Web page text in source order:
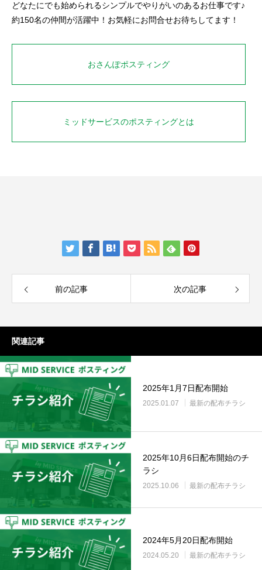
どなたにでも始められるシンプルでやりがいのあるお仕事です♪
約150名の仲間が活躍中！お気軽にお問合せお待ちしてます！
おさんぽポスティング
ミッドサービスのポスティングとは
前の記事 次の記事
関連記事
2025年1月7日配布開始
2025.01.07 最新の配布チラシ
2025年10月6日配布開始のチ
ラシ
2025.10.06 最新の配布チラシ
2024年5月20日配布開始
2024.05.20 最新の配布チラシ